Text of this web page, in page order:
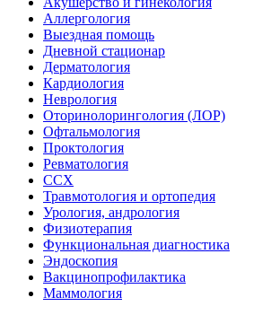
Аллергология
Выездная помощь
Дневной стационар
Дерматология
Кардиология
Неврология
Оторинолорингология (ЛОР)
Офтальмология
Проктология
Ревматология
ССХ
Травмотология и ортопедия
Урология, андрология
Физиотерапия
Функциональная диагностика
Эндоскопия
Вакцинопрофилактика
Маммология